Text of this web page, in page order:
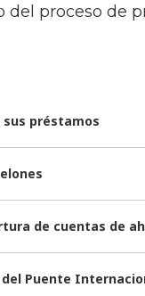
proceso de
sus préstamos
de cuentas de
Puente